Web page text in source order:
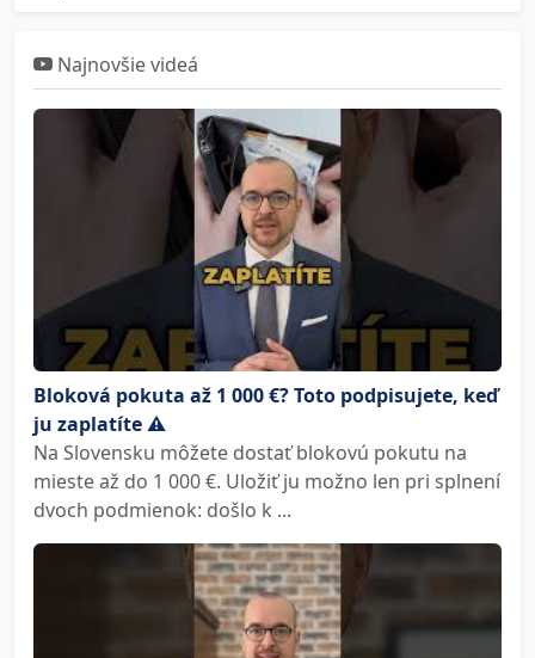
Najnovšie videá
Bloková pokuta až 1 000 €? Toto podpisujete, keď
ju zaplatíte ⚠️
Na Slovensku môžete dostať blokovú pokutu na
mieste až do 1 000 €. Uložiť ju možno len pri splnení
dvoch podmienok: došlo k ...